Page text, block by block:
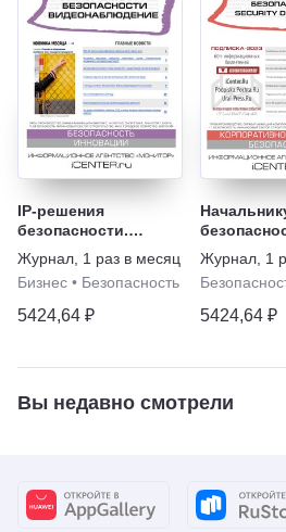
IP-решения
безопасности.
Видеонаблюдение
Журнал 1 раз в месяц
Бизнес • Безопасность
5424,64 ₽
Security
Журнал 1
5424,64 ₽
Вы недавно смотрели